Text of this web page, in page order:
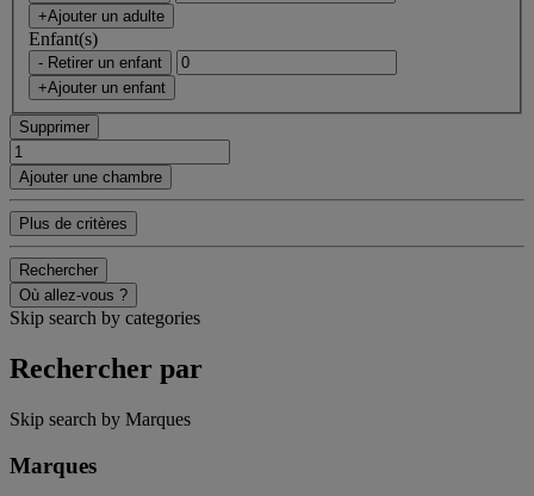
+Ajouter un adulte
Enfant(s)
- Retirer un enfant
+Ajouter un enfant
Supprimer
Ajouter une chambre
Plus de critères
Rechercher
Où allez-vous ?
Skip search by categories
Rechercher par
Skip search by Marques
Marques